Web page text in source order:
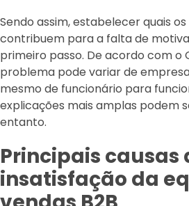
Sendo assim, estabelecer quais
contribuem para a falta de
primeiro passo. De acordo com o
problema pode variar de
mesmo de funcionário para
explicações mais amplas podem
entanto.
Principais causas
insatisfação da